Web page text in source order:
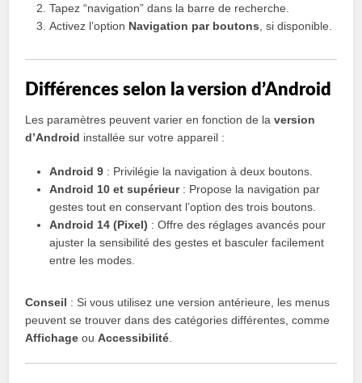
Tapez “navigation” dans la barre de recherche.
Activez l’option Navigation par boutons , si disponible.
Différences selon la version d’Android
Les paramètres peuvent varier en fonction de laversion
d’Android installée sur votre appareil :
Android 9 : Privilégie la navigation à deux boutons.
Android 10 et supérieur: Propose la navigation par
gestes tout en conservant l’option des trois boutons.
Android 14 (Pixel) : Offre des réglages avancés pour
ajuster la sensibilité des gestes et basculer facilement
entre les modes.
Conseil : Si vous utilisez une version antérieure, les menus
peuvent se trouver dans des catégories différentes, comme
Affichage ouAccessibilité